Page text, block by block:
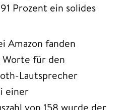
Prozent ein solides
Amazon fanden
für den
Lautsprecher
einer
von 158 wurde der